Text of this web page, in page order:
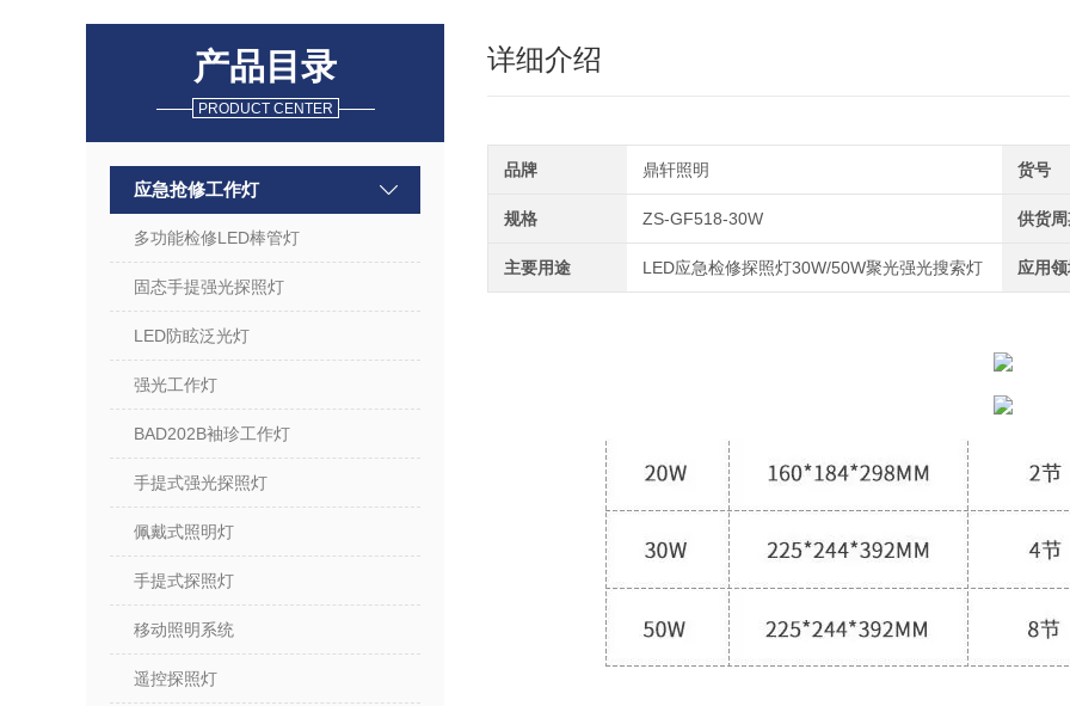
产品目录
PRODUCT CENTER
应急抢修工作灯
多功能检修LED棒管灯
固态手提强光探照灯
LED防眩泛光灯
强光工作灯
BAD202B袖珍工作灯
手提式强光探照灯
佩戴式照明灯
手提式探照灯
移动照明系统
遥控探照灯
详细介绍
品牌 鼎轩照明 货号
规格 ZS-GF518-30W 供货
主要用途 LED应急检修探照灯30W/50W聚光强光搜索灯 应用